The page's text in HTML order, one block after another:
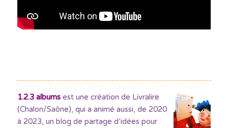
1.2.3 albumsest une création de Livralire
(Chalon/Saône), qui a animé aussi, de 2020
à 2023, un blog de partage d’idées pour